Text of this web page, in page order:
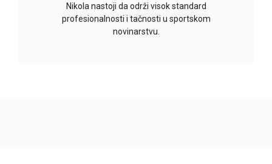
Nikola nastoji da održi visok standard
profesionalnosti i tačnosti u sportskom
novinarstvu.